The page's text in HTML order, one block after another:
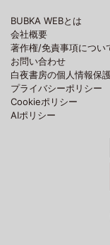
BUBKA WEBとは
会社概要
著作権/免責事項につい
お問い合わせ
白夜書房の個人情報保
プライバシーポリシー
Cookieポリシー
AIポリシー